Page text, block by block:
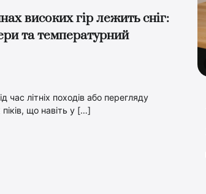
високих гір лежить сніг:
та температурний
час літніх походів або перегляду
що навіть у […]